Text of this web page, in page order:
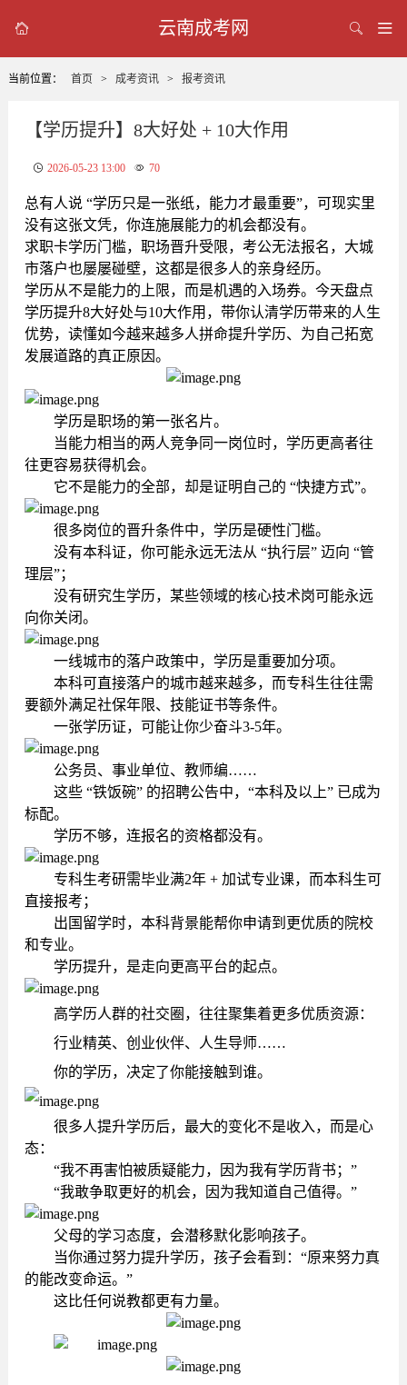
 云南成考网  
当前位置： 首页 > 成考资讯 > 报考资讯
【学历提升】8大好处 + 10大作用
2026-05-23 13:00 70
总有人说 “学历只是一张纸，能力才最重要”，可现实里
没有这张文凭，你连施展能力的机会都没有。
求职卡学历门槛，职场晋升受限，考公无法报名，大城
市落户也屡屡碰壁，这都是很多人的亲身经历。
学历从不是能力的上限，而是机遇的入场券。今天盘点
学历提升8大好处与10大作用，带你认清学历带来的人生
优势，读懂如今越来越多人拼命提升学历、为自己拓宽
发展道路的真正原因。
学历是职场的第一张名片。
当能力相当的两人竞争同一岗位时，学历更高者往
往更容易获得机会。
它不是能力的全部，却是证明自己的 “快捷方式”。
很多岗位的晋升条件中，学历是硬性门槛。
没有本科证，你可能永远无法从 “执行层” 迈向 “管
理层”；
没有研究生学历，某些领域的核心技术岗可能永远
向你关闭。
一线城市的落户政策中，学历是重要加分项。
本科可直接落户的城市越来越多，而专科生往往需
要额外满足社保年限、技能证书等条件。
一张学历证，可能让你少奋斗3-5年。
公务员、事业单位、教师编……
这些 “铁饭碗” 的招聘公告中，“本科及以上” 已成为
标配。
学历不够，连报名的资格都没有。
专科生考研需毕业满2年 + 加试专业课，而本科生可
直接报考；
出国留学时，本科背景能帮你申请到更优质的院校
和专业。
学历提升，是走向更高平台的起点。
高学历人群的社交圈，往往聚集着更多优质资源：
行业精英、创业伙伴、人生导师……
你的学历，决定了你能接触到谁。
很多人提升学历后，最大的变化不是收入，而是心
态：
“我不再害怕被质疑能力，因为我有学历背书；”
“我敢争取更好的机会，因为我知道自己值得。”
父母的学习态度，会潜移默化影响孩子。
当你通过努力提升学历，孩子会看到：“原来努力真
的能改变命运。”
这比任何说教都更有力量。